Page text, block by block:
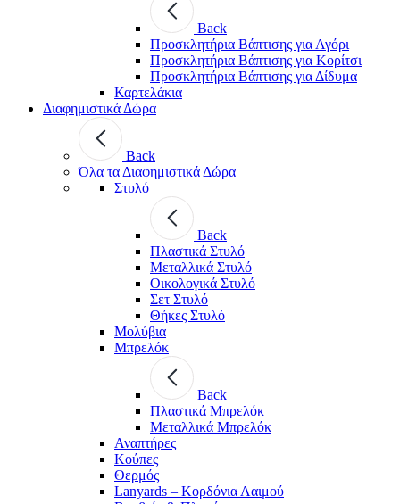
Back
Προσκλητήρια Βάπτισης για Αγόρι
Προσκλητήρια Βάπτισης για Κορίτσι
Προσκλητήρια Βάπτισης για Δίδυμα
Καρτελάκια
Διαφημιστικά Δώρα
Back
Όλα τα Διαφημιστικά Δώρα
Στυλό
Back
Πλαστικά Στυλό
Μεταλλικά Στυλό
Οικολογικά Στυλό
Σετ Στυλό
Θήκες Στυλό
Μολύβια
Μπρελόκ
Back
Πλαστικά Μπρελόκ
Μεταλλικά Μπρελόκ
Αναπτήρες
Κούπες
Θερμός
Lanyards – Kορδόνια Λαιμού